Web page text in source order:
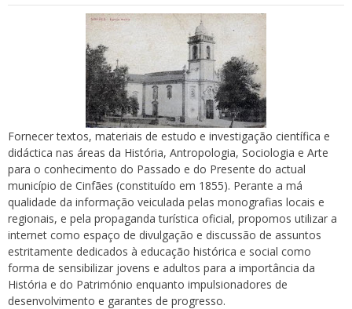
Fornecer textos, materiais de estudo e investigação científica e
didáctica nas áreas da História, Antropologia, Sociologia e Arte
para o conhecimento do Passado e do Presente do actual
município de Cinfães (constituído em 1855). Perante a má
qualidade da informação veiculada pelas monografias locais e
regionais, e pela propaganda turística oficial, propomos utilizar a
internet como espaço de divulgação e discussão de assuntos
estritamente dedicados à educação histórica e social como
forma de sensibilizar jovens e adultos para a importância da
História e do Património enquanto impulsionadores de
desenvolvimento e garantes de progresso.